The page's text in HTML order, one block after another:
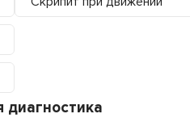
диагностика